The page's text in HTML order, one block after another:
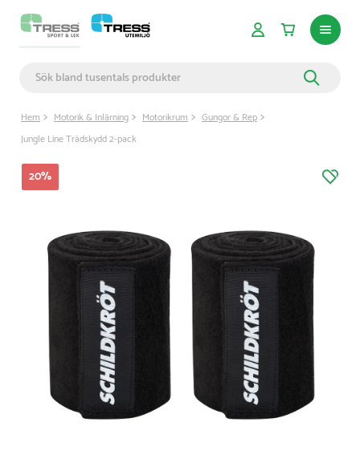
Hem Motorik & Inlärning Motorikrum
Gungor & Rep
Jungle Line Trädskydd 2-pack
20%